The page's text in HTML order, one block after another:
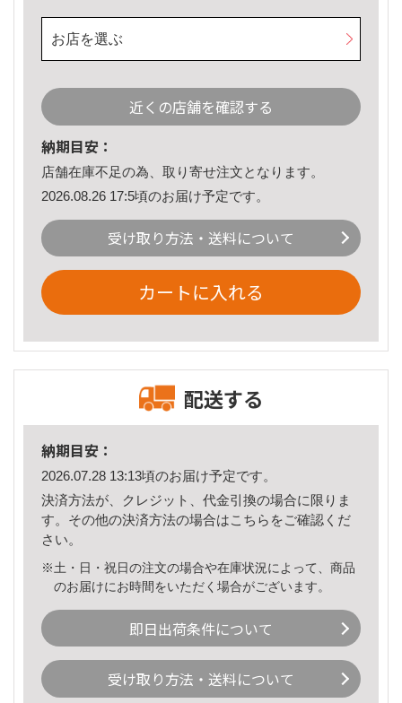
お店を選ぶ
近くの店舗を確認する
納期目安：
店舗在庫不足の為、取り寄せ注文となります。
2026.08.26 17:5頃のお届け予定です。
受け取り方法・送料について
カートに入れる
配送する
納期目安：
2026.07.28 13:13頃のお届け予定です。
決済方法が、クレジット、代金引換の場合に限りま
す。その他の決済方法の場合はこちら をご確認くだ
さい。
※土・日・祝日の注文の場合や在庫状況によって、商品
のお届けにお時間をいただく場合がございます。
即日出荷条件について
受け取り方法・送料について